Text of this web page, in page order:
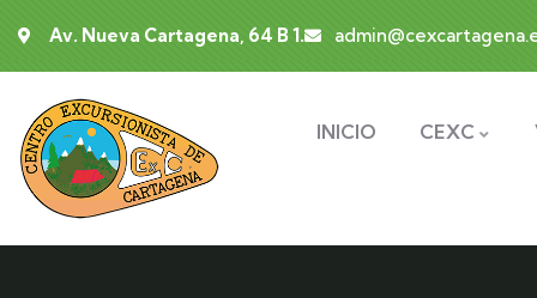
Av. Nueva Cartagena, 64 B 1.
INICIO CEXC